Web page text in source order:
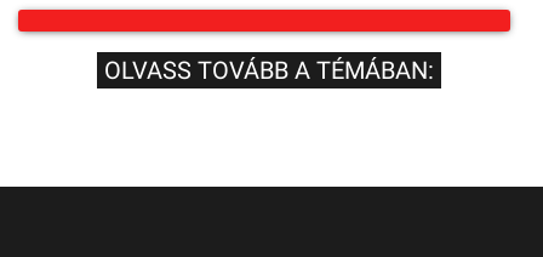
OLVASS TOVÁBB A TÉMÁBAN: